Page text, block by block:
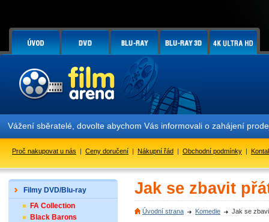
Vážení sběratelé, dovolte abychom Vás informovali o zahájení
Proč nakupovat u nás | Ceny doručení | Nákupní řád | Obchodní podmínky |
Filmy DVD/Blu-ray
FA Collection
Black Barons
Jak se zbavit
Úvodní strana Komedie Jak se